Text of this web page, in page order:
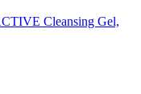
Cleansing Gel,